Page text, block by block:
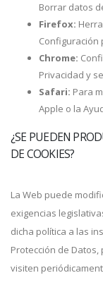
Borrar datos
Firefox:
Configuración
Chrome:
Privacidad y
Safari: Para
Apple o la
¿SE PUEDEN
DE COOKIES?
La Web puede
exigencias
dicha política a las
Protección de
visiten